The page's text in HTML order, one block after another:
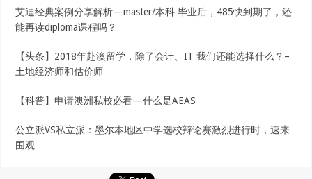
艾迪经典案例分享解析—master/本科 毕业后，485快到期了，还
能再读diploma课程吗？
【头条】2018年赴澳留学，除了会计、IT 我们还能选择什么？–
土地经济师和估价师
【科普】申请澳洲私校必看—什么是AEAS
公立派VS私立派：墨尔本地区中学选校辩论赛激烈进行时，速来
围观